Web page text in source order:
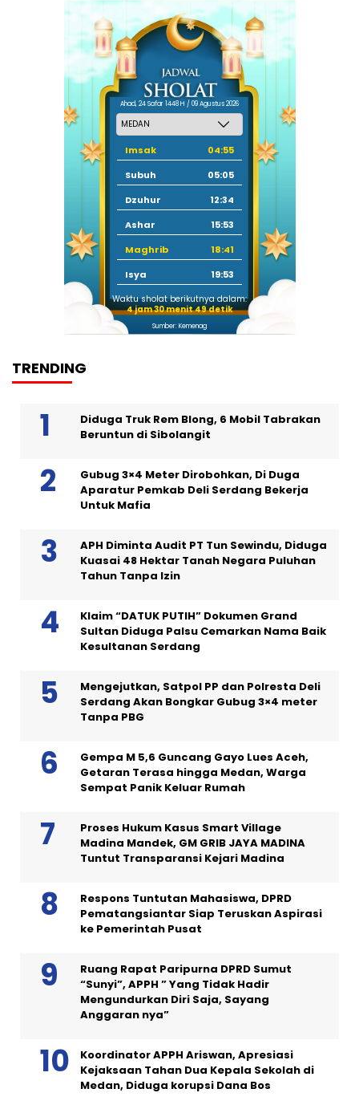
Ahad, 24 Safar 1448 H / 09 Agustus 2026
Imsak
04:55
Subuh
05:05
Dzuhur
12:34
Ashar
15:53
Maghrib
18:41
Isya
19:53
Waktu sholat berikutnya dalam:
4 jam 30 menit 48 detik
Sumber: Kemenag
TRENDING
Diduga Truk Rem Blong, 6 Mobil Tabrakan
Beruntun di Sibolangit
Gubug 3×4 Meter Dirobohkan, Di Duga
Aparatur Pemkab Deli Serdang Bekerja
Untuk Mafia
APH Diminta Audit PT Tun Sewindu, Diduga
Kuasai 48 Hektar Tanah Negara Puluhan
Tahun Tanpa Izin
Klaim “DATUK PUTIH” Dokumen Grand
Sultan Diduga Palsu Cemarkan Nama Baik
Kesultanan Serdang
Mengejutkan, Satpol PP dan Polresta Deli
Serdang Akan Bongkar Gubug 3×4 meter
Tanpa PBG
Gempa M 5,6 Guncang Gayo Lues Aceh,
Getaran Terasa hingga Medan, Warga
Sempat Panik Keluar Rumah
Proses Hukum Kasus Smart Village
Madina Mandek, GM GRIB JAYA MADINA
Tuntut Transparansi Kejari Madina
Respons Tuntutan Mahasiswa, DPRD
Pematangsiantar Siap Teruskan Aspirasi
ke Pemerintah Pusat
Ruang Rapat Paripurna DPRD Sumut
“Sunyi”, APPH ” Yang Tidak Hadir
Mengundurkan Diri Saja, Sayang
Anggaran nya”
Koordinator APPH Ariswan, Apresiasi
Kejaksaan Tahan Dua Kepala Sekolah di
Medan, Diduga korupsi Dana Bos